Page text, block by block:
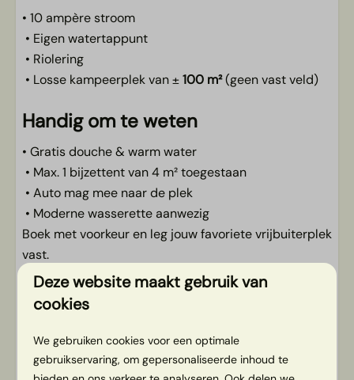
• 10 ampère stroom
• Eigen watertappunt
• Riolering
• Losse kampeerplek van ±100 m²(geen vast veld)
Handig om te weten
• Gratis douche & warm water
• Max. 1 bijzettent van 4 m² toegestaan
• Auto mag mee naar de plek
• Moderne wasserette aanwezig
Boek met voorkeur en leg jouw favoriete vrijbuiterplek
vast.
Wij geloven erin dat Slow Living het leven van
beetje langzamer en gelukkiger verder.
Da’s pas slow.
Deze website maakt gebruik van
cookies
We gebruiken cookies voor een optimale
gebruikservaring, om gepersonaliseerde inhoud te